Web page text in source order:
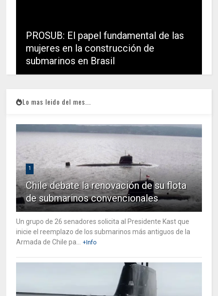
PROSUB: El papel fundamental de las
mujeres en la construcción de
submarinos en Brasil
Lo mas leido del mes...
1
Chile debate la renovación de su flota
de submarinos convencionales
Un grupo de 26 senadores solicita al Presidente Kast que
inicie el reemplazo de los submarinos más antiguos de la
Armada de Chile pa...
+Info